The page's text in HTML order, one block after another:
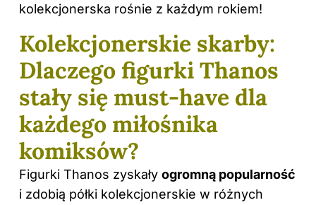
kolekcjonerska rośnie z każdym rokiem!
Kolekcjonerskie skarby:
Dlaczego figurki Thanos
stały się must-have dla
każdego miłośnika
komiksów?
Figurki Thanos zyskały ogromną popularność
i zdobią półki kolekcjonerskie w różnych